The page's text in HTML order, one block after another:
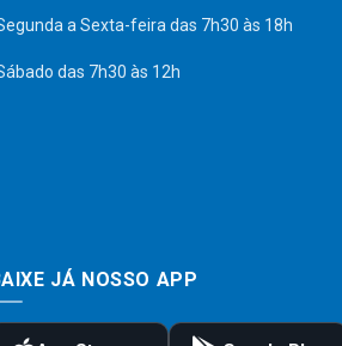
a Sexta-feira das 7h30 às 18h
das 7h30 às 12h
JÁ NOSSO APP